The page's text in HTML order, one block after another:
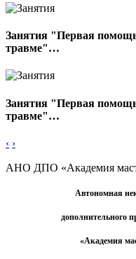
Занятия "Первая
травме"…
Занятия "Первая
травме"…
‹ ›
АНО ДПО «Академия
Автономная
дополнительного
«Академия